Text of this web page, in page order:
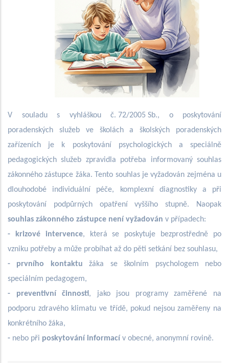
V souladu s vyhláškou č. 72/2005 Sb., o poskytování
poradenských služeb ve školách a školských poradenských
zařízeních je k poskytování psychologických a speciálně
pedagogických služeb zpravidla potřeba informovaný souhlas
zákonného zástupce žáka. Tento souhlas je vyžadován zejména u
dlouhodobé individuální péče, komplexní diagnostiky a při
poskytování podpůrných opatření vyššího stupně. Naopak
souhlas zákonného zástupce není vyžadován v případech:
- krizové intervence, která se poskytuje bezprostředně po
vzniku potřeby a může probíhat až do pěti setkání bez souhlasu,
- prvního kontaktu
žáka se školním psychologem nebo
speciálním pedagogem,
- preventivní činnosti, jako jsou programy zaměřené na
podporu zdravého klimatu ve třídě, pokud nejsou zaměřeny na
konkrétního žáka,
- nebo při poskytování informací v obecné, anonymní rovině.